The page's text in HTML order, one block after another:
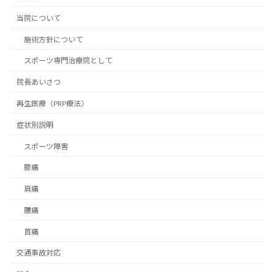
当院について
施術方針について
スポーツ専門治療院として
院長あいさつ
再生医療（PRP療法）
症状別説明
スポーツ障害
膝痛
肩痛
腰痛
首痛
交通事故対応